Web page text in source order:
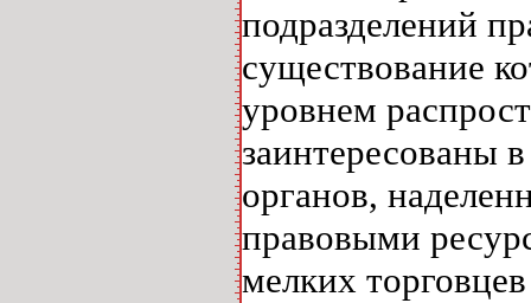
подразделений
существование
уровнем
заинтересованы
органов,
правовыми
мелких